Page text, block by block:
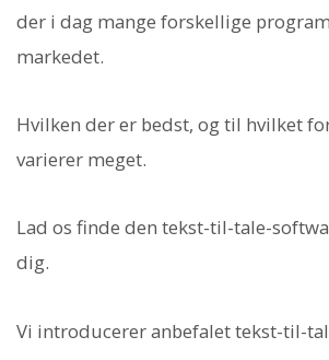
der i dag mange forskellige
markedet.
Hvilken der er bedst, og til hvilket
varierer meget.
Lad os finde den tekst-til-tale-
dig.
Vi introducerer anbefalet tekst-til-